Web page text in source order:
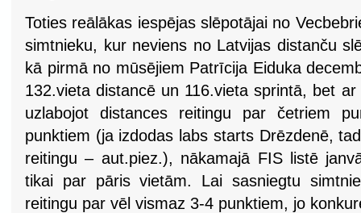
Toties reālākas iespējas slēpotājai no
simtnieku, kur neviens no Latvijas distanču
kā pirmā no mūsējiem Patrīcija Eiduka
132.vieta distancē un 116.vieta sprintā, bet ar
uzlabojot distances reitingu par četriem
punktiem (ja izdodas labs starts Drēzdenē,
reitingu – aut.piez.), nākamajā FIS listē
tikai par pāris vietām. Lai sasniegtu
reitingu par vēl vismaz 3-4 punktiem, jo